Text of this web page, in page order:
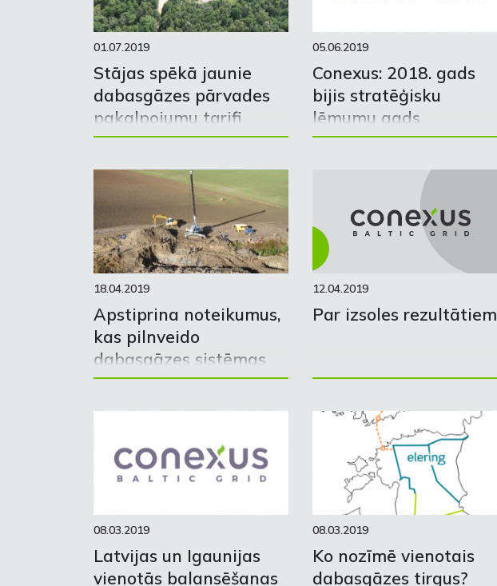
01.07.2019
Stājas spēkā jaunie
dabasgāzes pārvades
pakalpojumu tarifi
05.06.2019
Conexus: 2018. gads
bijis stratēģisku
lēmumu gads
18.04.2019
Apstiprina noteikumus,
kas pilnveido
dabasgāzes sistēmas
pieslēgumu ierīkošanu
12.04.2019
Par izsoles rezultātiem
08.03.2019
Latvijas un Igaunijas
vienotās balansēšanas
08.03.2019
Ko nozīmē vienotais
dabasgāzes tirgus?